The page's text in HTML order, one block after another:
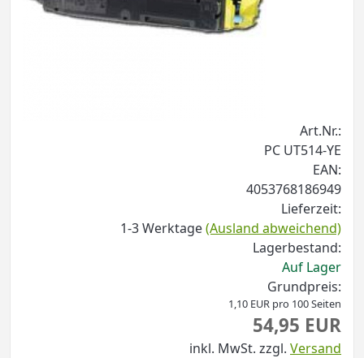
Art.Nr.:
PC UT514-YE
EAN:
4053768186949
Lieferzeit:
1-3 Werktage(Ausland abweichend)
Lagerbestand:
Auf Lager
Grundpreis:
1,10 EUR pro 100 Seiten
54,95 EUR
inkl. MwSt. zzgl. Versand